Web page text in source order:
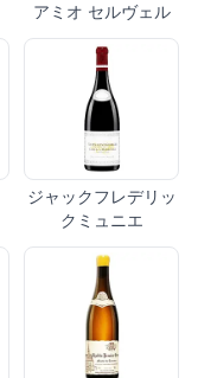
アミオ セルヴェル
ジャックフレデリッ
クミュニエ